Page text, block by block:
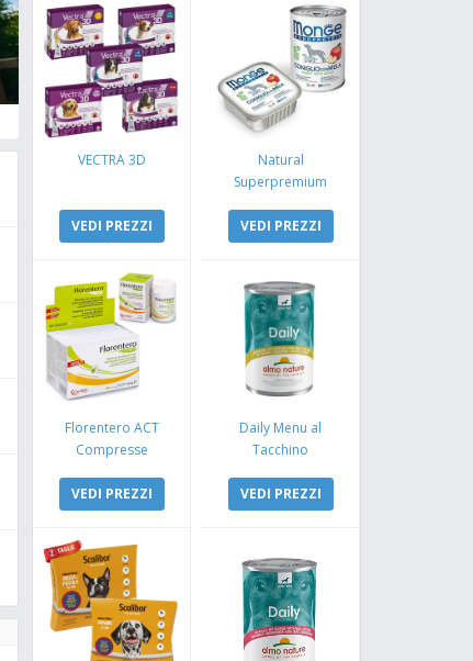
VECTRA 3D
VEDI PREZZI
Natural
Superpremium
Coniglio e Mela
VEDI PREZZI
Florentero ACT
Compresse
VEDI PREZZI
Daily Menu al
Tacchino
VEDI PREZZI